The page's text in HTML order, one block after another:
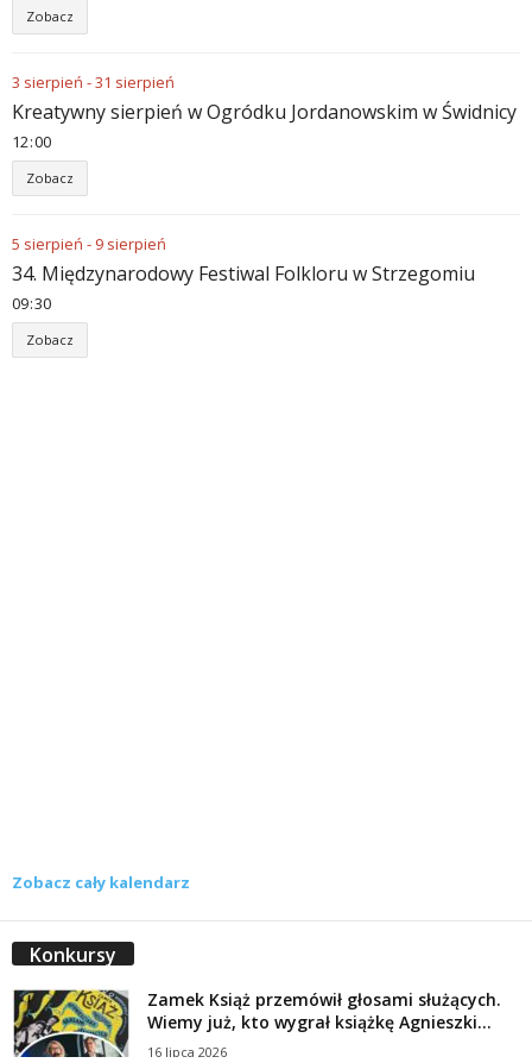
Zobacz
3 sierpień -31 sierpień
Kreatywny sierpień w Ogródku Jordanowskim w Świdnicy
12:00
Zobacz
5 sierpień - 9 sierpień
34. Międzynarodowy Festiwal Folkloru w Strzegomiu
09:30
Zobacz
Zobacz cały kalendarz
Konkursy
Zamek Książ przemówił głosami służących.
Wiemy już, kto wygrał książkę Agnieszki...
16 lipca 2026